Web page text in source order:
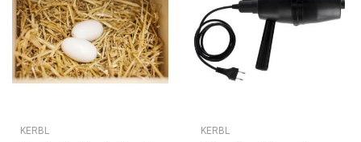
KERBL KERBL